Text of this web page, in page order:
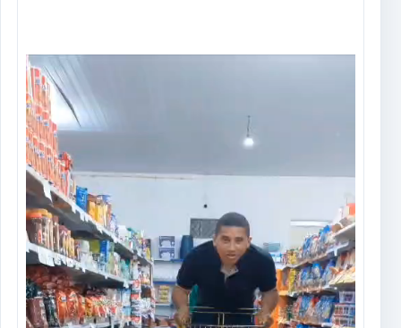
Tocador
de
vídeo